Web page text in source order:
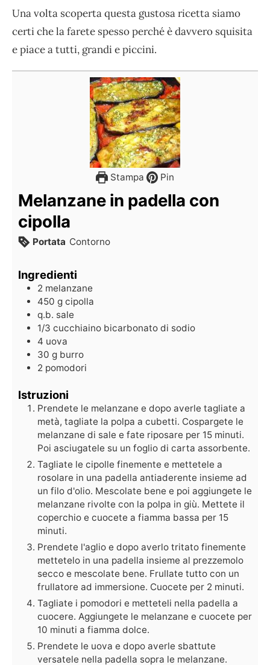
Una volta scoperta questa gustosa ricetta siamo
certi che la farete spesso perché è davvero squisita
e piace a tutti, grandi e piccini.
Stampa Pin
Melanzane in padella con
cipolla
Portata Contorno
Ingredienti
2 melanzane
450 g cipolla
q.b. sale
1/3 cucchiaino bicarbonato di sodio
4 uova
30 g burro
2 pomodori
Istruzioni
Prendete le melanzane e dopo averle tagliate a
metà, tagliate la polpa a cubetti. Cospargete le
melanzane di sale e fate riposare per 15 minuti.
Poi asciugatele su un foglio di carta assorbente.
Tagliate le cipolle finemente e mettetele a
rosolare in una padella antiaderente insieme ad
un filo d'olio. Mescolate bene e poi aggiungete le
melanzane rivolte con la polpa in giù. Mettete il
coperchio e cuocete a fiamma bassa per 15
minuti.
Prendete l'aglio e dopo averlo tritato finemente
mettetelo in una padella insieme al prezzemolo
secco e mescolate bene. Frullate tutto con un
frullatore ad immersione. Cuocete per 2 minuti.
Tagliate i pomodori e metteteli nella padella a
cuocere. Aggiungete le melanzane e cuocete per
10 minuti a fiamma dolce.
Prendete le uova e dopo averle sbattute
versatele nella padella sopra le melanzane.